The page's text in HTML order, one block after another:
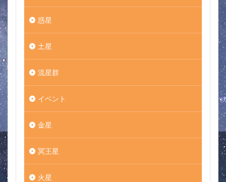
惑星
土星
流星群
イベント
金星
冥王星
火星